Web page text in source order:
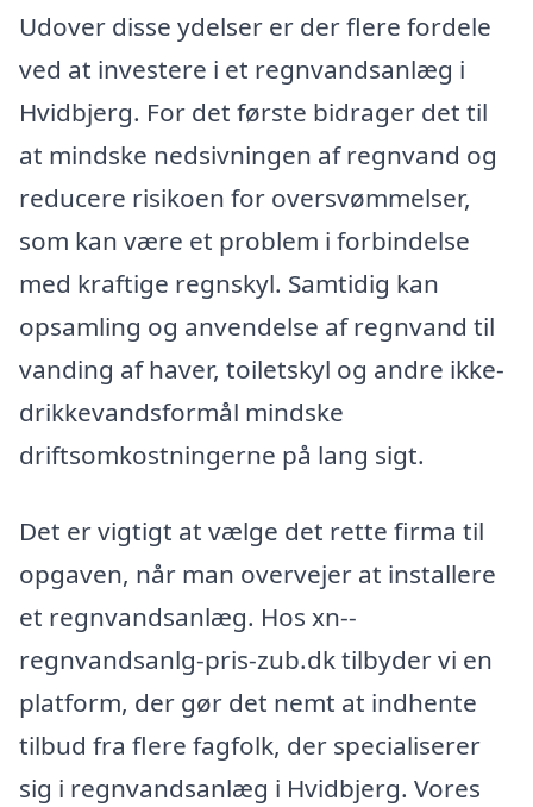
Udover disse ydelser er der flere fordele
ved at investere i et regnvandsanlæg i
Hvidbjerg. For det første bidrager det til
at mindske nedsivningen af regnvand og
reducere risikoen for oversvømmelser,
som kan være et problem i forbindelse
med kraftige regnskyl. Samtidig kan
opsamling og anvendelse af regnvand til
vanding af haver, toiletskyl og andre ikke-
drikkevandsformål mindske
driftsomkostningerne på lang sigt.
Det er vigtigt at vælge det rette firma til
opgaven, når man overvejer at installere
et regnvandsanlæg. Hos xn--
regnvandsanlg-pris-zub.dk tilbyder vi en
platform, der gør det nemt at indhente
tilbud fra flere fagfolk, der specialiserer
sig i regnvandsanlæg i Hvidbjerg. Vores